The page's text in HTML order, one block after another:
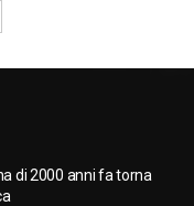
di 2000 anni fa torna